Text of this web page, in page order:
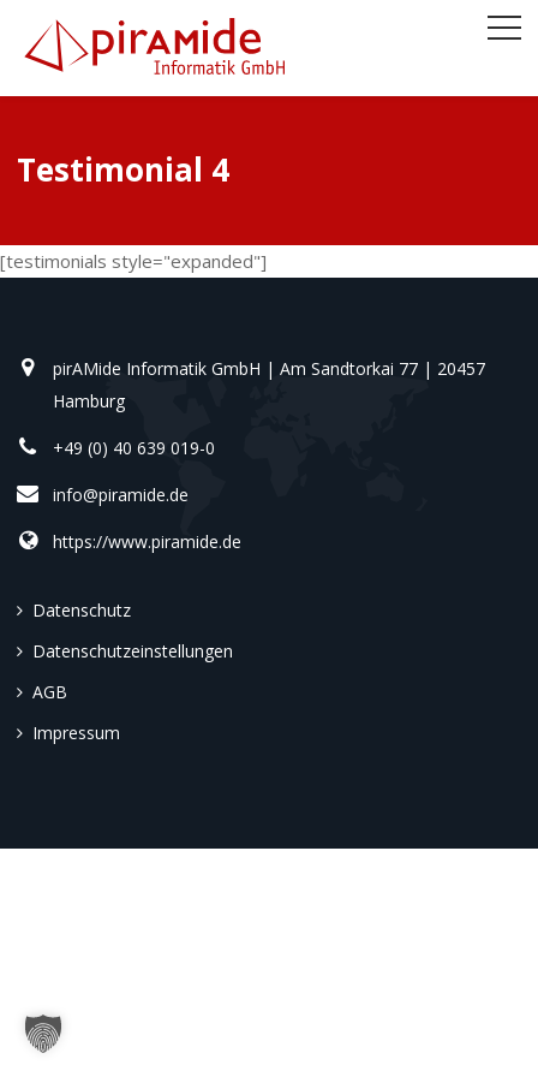
Testimonial 4
[testimonials style="expanded"]
pirAMide Informatik GmbH | Am Sandtorkai 77 | 20457
Hamburg
+49 (0) 40 639 019-0
info@piramide.de
https://www.piramide.de
Datenschutz
Datenschutzeinstellungen
AGB
Impressum